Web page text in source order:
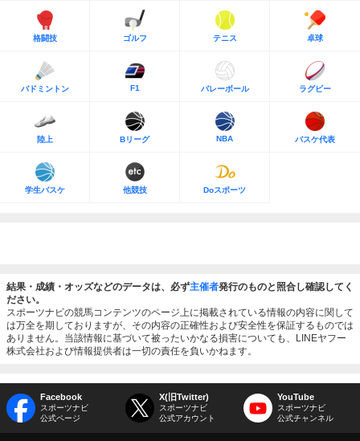
格闘技 ゴルフ テニス 卓球
バドミントン F1 バレーボール ラグビー
陸上 Bリーグ NBA バスケ代表
学生バスケ 他競技 Doスポーツ
結果・成績・オッズなどのデータは、必ず主催者発行のものと照合し確認してく
ださい。
スポーツナビの競馬コンテンツのページ上に掲載されている情報の内容に関して
は万全を期しておりますが、その内容の正確性および安全性を保証するものでは
ありません。当該情報に基づいて被ったいかなる損害についても、LINEヤフー
株式会社および情報提供者は一切の責任を負いかねます。
Facebook
スポーツナビ
公式ページ
X(旧Twitter)
スポーツナビ
公式アカウント
YouTube
スポーツナビ
公式チャンネル